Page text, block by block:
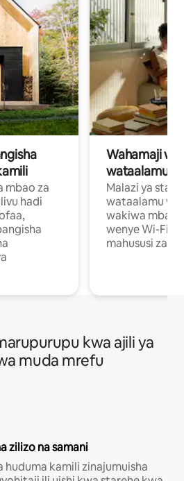
mbao za
hadi
Wahamaji
wataalamu
Malazi ya
wataalamu
wakiwa mbali
wenye Wi-Fi
mahususi za
kwa ajili ya
muda mrefu
zilizo na samani
kamili zinajumuisha